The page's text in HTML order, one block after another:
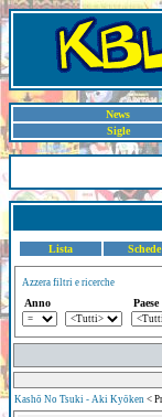
News
Sigle
Lista Schede
Azzera filtri e ricerche
Anno Paese
Kashō No Tsuki - Aki Kyōken <